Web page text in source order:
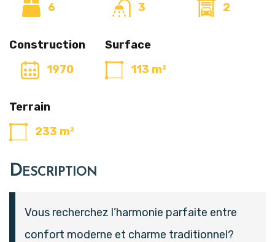
6
3
2
Construction
1970
Surface
113 m²
Terrain
233 m²
Description
Vous recherchez l’harmonie parfaite entre
confort moderne et charme traditionnel?